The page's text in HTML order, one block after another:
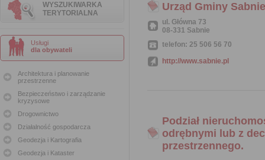
WYSZUKIWARKA
TERYTORIALNA
Usługi
dla obywateli
Architektura i planowanie
przestrzenne
Bezpieczeństwo i zarządzanie
kryzysowe
Drogownictwo
Działalność gospodarcza
Geodezja i Kartografia
Geodezja i Kataster
Urząd Gminy Sabnie
ul. Główna 73
08-331 Sabnie
telefon: 25 506 56 70
http://www.sabnie.pl
Podział
odrębnymi lub z
przestrzennego.